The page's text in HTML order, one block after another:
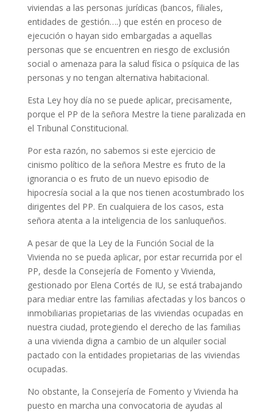
viviendas a las personas jurídicas (bancos, filiales,
entidades de gestión….) que estén en proceso de
ejecución o hayan sido embargadas a aquellas
personas que se encuentren en riesgo de exclusión
social o amenaza para la salud física o psíquica de las
personas y no tengan alternativa habitacional.
Esta Ley hoy día no se puede aplicar, precisamente,
porque el PP de la señora Mestre la tiene paralizada en
el Tribunal Constitucional.
Por esta razón, no sabemos si este ejercicio de
cinismo político de la señora Mestre es fruto de la
ignorancia o es fruto de un nuevo episodio de
hipocresía social a la que nos tienen acostumbrado los
dirigentes del PP. En cualquiera de los casos, esta
señora atenta a la inteligencia de los sanluqueños.
A pesar de que la Ley de la Función Social de la
Vivienda no se pueda aplicar, por estar recurrida por el
PP, desde la Consejería de Fomento y Vivienda,
gestionado por Elena Cortés de IU, se está trabajando
para mediar entre las familias afectadas y los bancos o
inmobiliarias propietarias de las viviendas ocupadas en
nuestra ciudad, protegiendo el derecho de las familias
a una vivienda digna a cambio de un alquiler social
pactado con la entidades propietarias de las viviendas
ocupadas.
No obstante, la Consejería de Fomento y Vivienda ha
puesto en marcha una convocatoria de ayudas al